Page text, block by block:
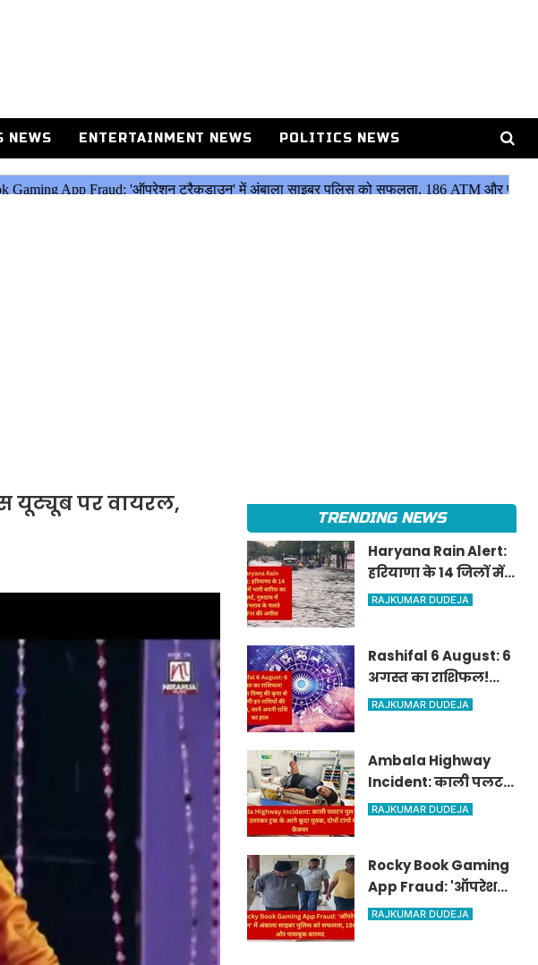
NEWS ENTERTAINMENT NEWS POLITICS NEWS
यूट्यूब पर वायरल,
TRENDING NEWS
Haryana Rain Alert:
हरियाणा के 14 जिलों में
भारी बारिश का अलर्ट,
RAJKUMAR DUDEJA
Rashifal 6 August: 6
अगस्त का राशिफल!
भगवान विष्णु की कृपा
राशि का हाल
RAJKUMAR DUDEJA
Ambala Highway
Incident: काली पलटन
पुल के पास ऑटो से
गंभीर फ्रैक्चर
RAJKUMAR DUDEJA
Rocky Book Gaming
App Fraud: 'ऑपरेशन
ट्रैकडाउन' में अंबाला
RAJKUMAR DUDEJA